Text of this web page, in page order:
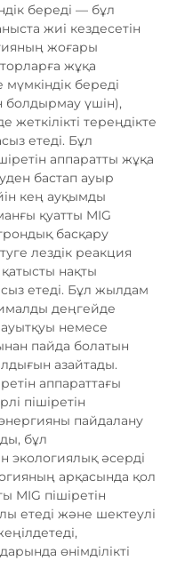
береді — бұл
жиі кездесетін
жоғары
жұқа
береді
болдырмау үшін),
тереңдікте
етеді. Бұл
аппаратты жұқа
бастап ауыр
кең ауқымды
қуатты MIG
басқару
лездік реакция
нақты
етеді. Бұл жылдам
деңгейде
немесе
пайда болатын
азайтады.
аппараттағы
пішіретін
пайдалану
бұл
экологиялық әсерді
арқасында қол
MIG пішіретін
етеді және шектеулі
өнімділікті